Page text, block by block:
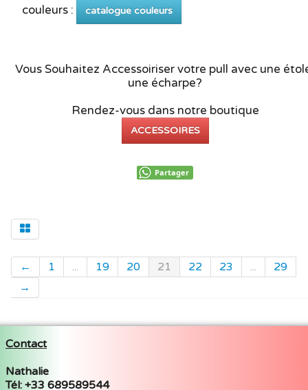
couleurs :
catalogue couleurs
Vous Souhaitez Accessoiriser votre pull avec une
une écharpe?
Rendez-vous dans notre boutique
ACCESSOIRES
Partager
← 1 ... 19 20 21 22 23 ...
29
→
Contact
Nathalie
Tél: +33 689589544